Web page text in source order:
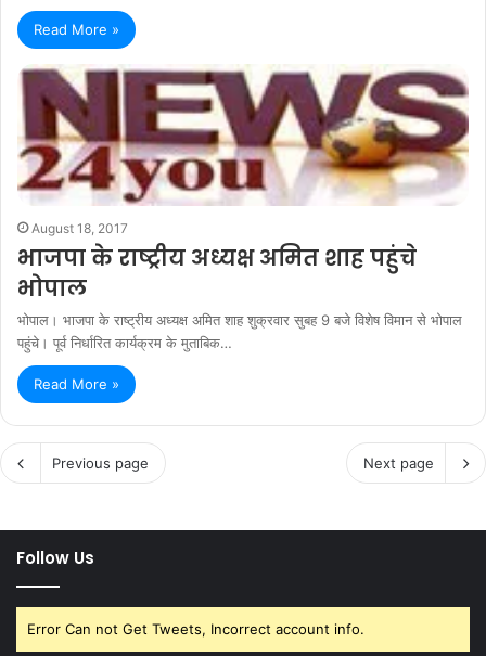
Read More »
August 18, 2017
भाजपा के राष्ट्रीय अध्यक्ष अमित शाह पहुंचे
भोपाल
भोपाल। भाजपा के राष्ट्रीय अध्यक्ष अमित शाह शुक्रवार सुबह 9 बजे विशेष विमान से भोपाल
पहुंचे। पूर्व निर्धारित कार्यक्रम के मुताबिक…
Read More »
Previous page Next page
Follow Us
Error Can not Get Tweets, Incorrect account info.